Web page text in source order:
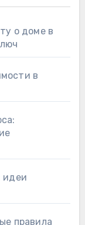
о доме в
в
идеи
правила